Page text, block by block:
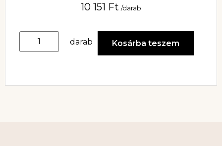
10 151 Ft /darab
darab Kosárba teszem